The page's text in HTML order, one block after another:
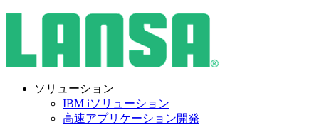
ソリューション
IBM iソリューション
高速アプリケーション開発